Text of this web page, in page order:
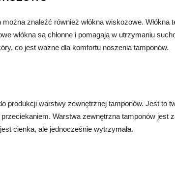
znaleźć również włókna wiskozowe. Włókna
włókna są chłonne i pomagają w utrzymaniu
co jest ważne dla komfortu noszenia tamponów.
produkcji warstwy zewnętrznej tamponów. Jest to
Warstwa zewnętrzna tamponów jest
cienka, ale jednocześnie wytrzymała.